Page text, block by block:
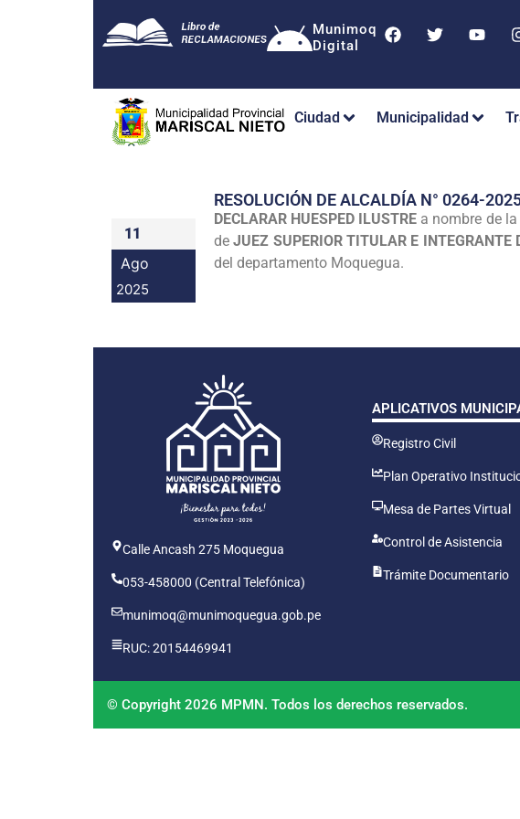
Munimoq
Digital
Ciudad Municipalidad
11
Ago
2025
RESOLUCIÓN DE ALCALDÍA N° 0264-
DECLARAR HUESPED ILUSTRE a nombre de
deJUEZ SUPERIOR TITULAR E INTEGRANTE
del departamento Moquegua.
Calle Ancash 275 Moquegua
053-458000 (Central Telefónica)
munimoq@munimoquegua.gob.pe
RUC: 20154469941
APLICATIVOS
Registro Civil
Plan Operativo
Mesa de Partes Virtual
Control de Asistencia
Trámite Documentario
© Copyright 2026 MPMN. Todos los derechos reservados.